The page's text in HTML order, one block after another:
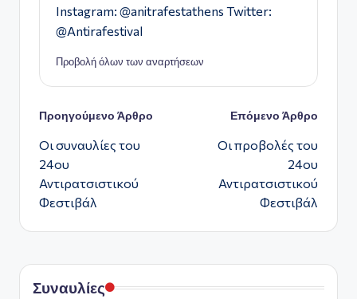
Instagram: @anitrafestathens Twitter:
@Antirafestival
Προβολή όλων των αναρτήσεων
Πλοήγηση
δημοσιεύσεων
Προηγούμενο Άρθρο
Οι συναυλίες του
24ου
Αντιρατσιστικού
Φεστιβάλ
Επόμενο Άρθρο
Οι προβολές του
24ου
Αντιρατσιστικού
Φεστιβάλ
Συναυλίες